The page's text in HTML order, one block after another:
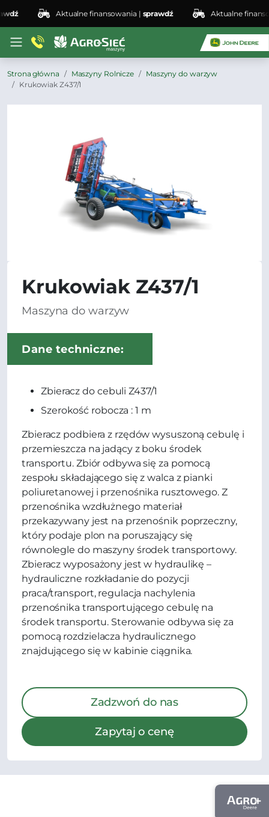
Aktualne finansowania |sprawdź Aktualne
Strona główna Maszyny Rolnicze
Maszyny do warzyw
Krukowiak Z437/1
Krukowiak Z437/1
Maszyna do warzyw
Dane techniczne:
Zbieracz do cebuli Z437/1
Szerokość robocza : 1 m
Zbieracz podbiera z rzędów wysuszoną cebulę i
przemieszcza na jadący z boku środek
transportu. Zbiór odbywa się za pomocą
zespołu składającego się z walca z pianki
poliuretanowej i przenośnika rusztowego. Z
przenośnika wzdłużnego materiał
przekazywany jest na przenośnik poprzeczny,
który podaje plon na poruszający się
równolegle do maszyny środek transportowy.
Zbieracz wyposażony jest w hydraulikę –
hydrauliczne rozkładanie do pozycji
praca/transport, regulacja nachylenia
przenośnika transportującego cebulę na
środek transportu. Sterowanie odbywa się za
pomocą rozdzielacza hydraulicznego
znajdującego się w kabinie ciągnika.
Zadzwoń do nas
Zapytaj o cenę